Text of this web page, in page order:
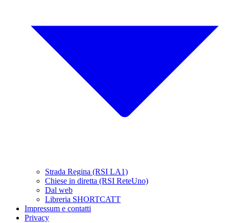
Strada Regina (RSI LA1)
Chiese in diretta (RSI ReteUno)
Dal web
Libreria SHORTCATT
Impressum e contatti
Privacy